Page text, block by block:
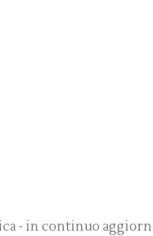
- in continuo